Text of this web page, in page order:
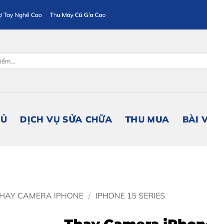
Tay Nghề Cao Thu Máy Cũ Gía Cao
DỊCH VỤ SỬA CHỮA THU MUA BÀI
CAMERA IPHONE / IPHONE 15 SERIES